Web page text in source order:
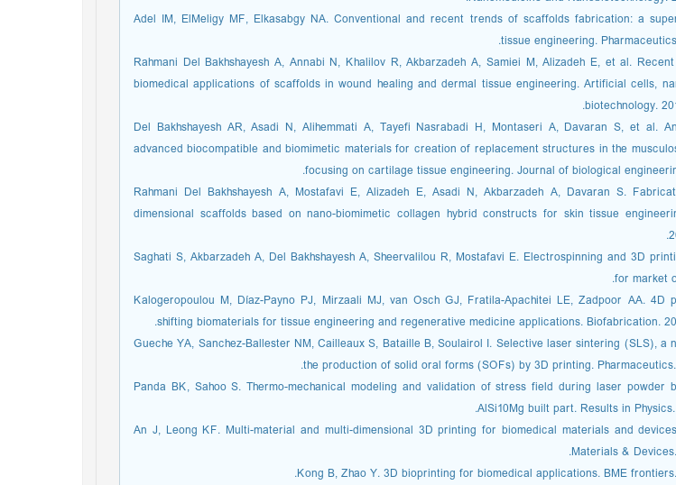
3. Adel IM, ElMeligy MF, Elkasabgy NA. Conventional and recent trends of scaffolds fabrication: a
tissue engineering.
4. Rahmani Del Bakhshayesh A, Annabi N, Khalilov R, Akbarzadeh A, Samiei M, Alizadeh E, et al.
biomedical applications of scaffolds in wound healing and dermal tissue engineering. Artificial cells,
biotechnology.
5. Del Bakhshayesh AR, Asadi N, Alihemmati A, Tayefi Nasrabadi H, Montaseri A, Davaran S, et al.
advanced biocompatible and biomimetic materials for creation of replacement structures in the
focusing on cartilage tissue engineering. Journal of biological
6. Rahmani Del Bakhshayesh A, Mostafavi E, Alizadeh E, Asadi N, Akbarzadeh A, Davaran S.
dimensional scaffolds based on nano-biomimetic collagen hybrid constructs for skin tissue
7. Saghati S, Akbarzadeh A, Del Bakhshayesh A, Sheervalilou R, Mostafavi E. Electrospinning and 3D
for market
8. Kalogeropoulou M, Díaz-Payno PJ, Mirzaali MJ, van Osch GJ, Fratila-Apachitei LE, Zadpoor AA. 4D
shifting biomaterials for tissue engineering and regenerative medicine applications. Biofabrication.
9. Gueche YA, Sanchez-Ballester NM, Cailleaux S, Bataille B, Soulairol I. Selective laser sintering (SLS), a
the production of solid oral forms (SOFs) by 3D printing. Pharmaceutics.
10. Panda BK, Sahoo S. Thermo-mechanical modeling and validation of stress field during laser powder
AlSi10Mg built part. Results in Physics.
11. An J, Leong KF. Multi-material and multi-dimensional 3D printing for biomedical materials and
Materials &